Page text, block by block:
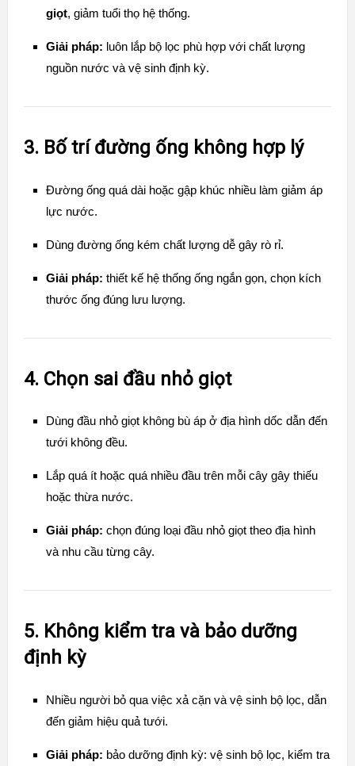
giọt, giảm tuổi thọ hệ thống.
Giải pháp: luôn lắp bộ lọc phù hợp với chất lượng
nguồn nước và vệ sinh định kỳ.
3. Bố trí đường ống không hợp lý
Đường ống quá dài hoặc gập khúc nhiều làm giảm áp
lực nước.
Dùng đường ống kém chất lượng dễ gây rò rỉ.
Giải pháp: thiết kế hệ thống ống ngắn gọn, chọn kích
thước ống đúng lưu lượng.
4. Chọn sai đầu nhỏ giọt
Dùng đầu nhỏ giọt không bù áp ở địa hình dốc dẫn đến
tưới không đều.
Lắp quá ít hoặc quá nhiều đầu trên mỗi cây gây thiếu
hoặc thừa nước.
Giải pháp: chọn đúng loại đầu nhỏ giọt theo địa hình
và nhu cầu từng cây.
5. Không kiểm tra và bảo dưỡng
định kỳ
Nhiều người bỏ qua việc xả cặn và vệ sinh bộ lọc, dẫn
đến giảm hiệu quả tưới.
Giải pháp: bảo dưỡng định kỳ: vệ sinh bộ lọc, kiểm tra